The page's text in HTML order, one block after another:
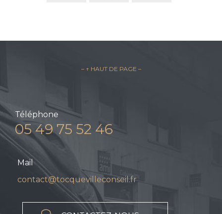
– ↑ HAUT DE PAGE –
Téléphone
05 49 75 52 46
Mail
contact@tocquevilleconseil.fr